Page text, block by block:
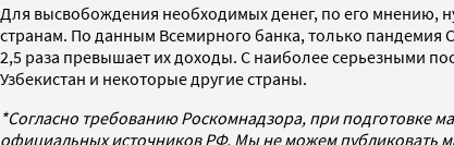
Для высвобождения необходимых денег, по его мнению,
странам. По данным Всемирного банка, только пандемия
2,5 раза превышает их доходы. С наиболее серьезными
Узбекистан и некоторые другие страны.
*Согласно требованию Роскомнадзора, при подготовке
официальных источников РФ. Мы не можем публиковать